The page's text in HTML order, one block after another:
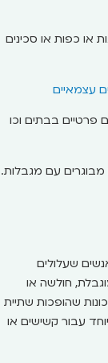
או כפות או סכינים
עצמאיים
פרטיים בבתים וכו
מבוגרים עם מגבלות.
שעלולים
חולשה או
שהופכות שתיית
עבור קשישים או